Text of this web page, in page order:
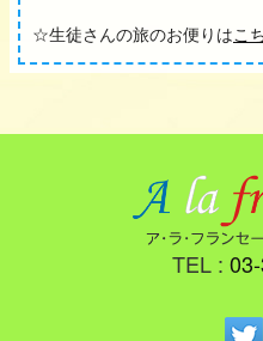
☆生徒さんの旅のお便りはこ
TEL :